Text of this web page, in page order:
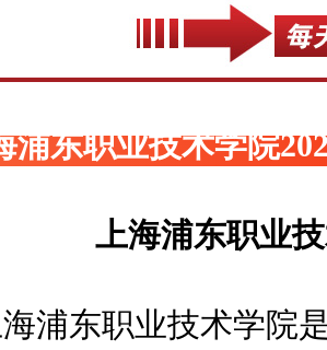
浦东职业技术学院
上海浦东职业
海浦东职业技术学院